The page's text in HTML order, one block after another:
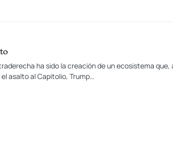
ha sido la creación de un ecosistema que,
asalto al Capitolio, Trump…